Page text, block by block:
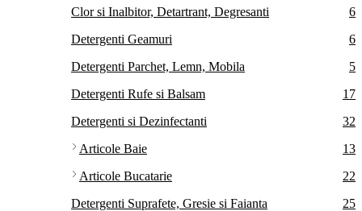
Clor si Inalbitor, Detartrant, Degresanti
6
Detergenti Geamuri
6
Detergenti Parchet, Lemn, Mobila
5
Detergenti Rufe si Balsam
17
Detergenti si Dezinfectanti
32
Articole Baie
13
Articole Bucatarie
22
Detergenti Suprafete, Gresie si Faianta
25